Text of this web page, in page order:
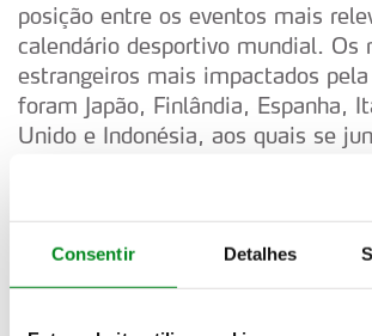
Consentir Detalhes
posição entre os eventos mais
calendário desportivo mundial. Os
estrangeiros mais impactados
foram Japão, Finlândia, Espanha,
Unido e Indonésia, aos quais se
mercados emergentes, como o da
Taiwan e Chile. A exposição
euros (AVE - Advertising Value
avaliada em
89,6 milhões de
valorização de Portugal como